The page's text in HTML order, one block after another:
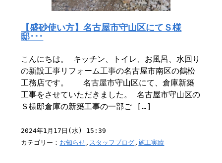
【盛砂使い方】名古屋市守山区にてＳ様
邸･･･
こんにちは。 キッチン、トイレ、お風呂、水回り
の新設工事リフォーム工事の名古屋市南区の鶴松
工務店です。 名古屋市守山区にて、倉庫新築
工事をさせていただきました。 名古屋市守山区の
Ｓ様邸倉庫の新築工事の一部ご […]
2024年1月17日(水) 15:39
カテゴリー： お知らせ , スタッフブログ ,施工実績